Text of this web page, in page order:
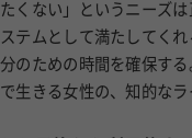
ステムとして満たしてく
分のための時間を確保す
で生きる女性の、知的な